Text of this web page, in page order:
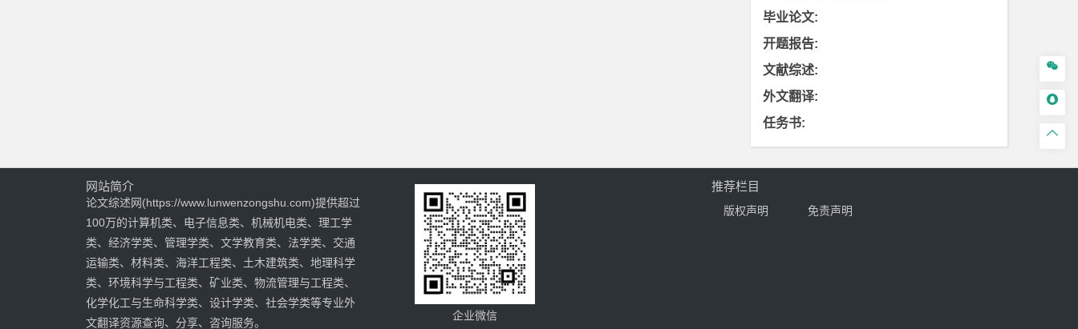
毕业论文:
开题报告:
文献综述:
外文翻译:
任务书:



网站简介
论文综述网(https://www.lunwenzongshu.com)提供超过
100万的计算机类、电子信息类、机械机电类、理工学
类、经济学类、管理学类、文学教育类、法学类、交通
运输类、材料类、海洋工程类、土木建筑类、地理科学
类、环境科学与工程类、矿业类、物流管理与工程类、
化学化工与生命科学类、设计学类、社会学类等专业外
文翻译资源查询、分享、咨询服务。
企业微信
推荐栏目
版权声明 免责声明